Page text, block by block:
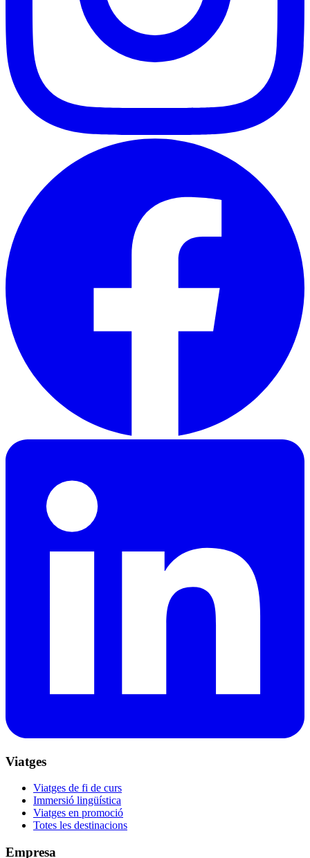
Viatges
Viatges de fi de curs
Immersió lingüística
Viatges en promoció
Totes les destinacions
Empresa